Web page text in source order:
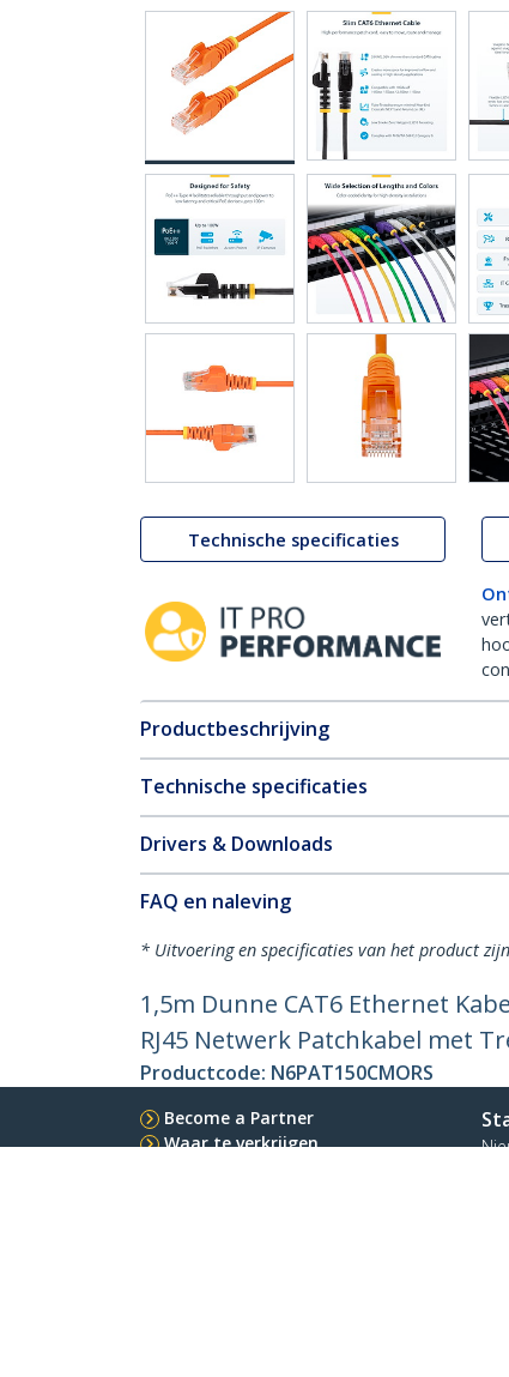
Technische specificaties
Productbeschrijving
Technische specificaties
Drivers & Downloads
FAQ en naleving
* Uitvoering en specificaties van het product
1,5m Dunne CAT6 Ethernet
RJ45 Netwerk Patchkabel met
Productcode: N6PAT150CMORS
Become a Partner
Waar te verkrijgen